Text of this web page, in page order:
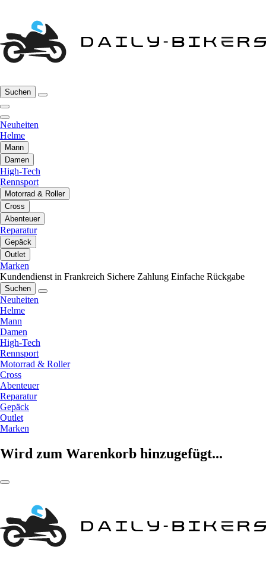
Suchen
Neuheiten
Helme
Mann
Damen
High-Tech
Rennsport
Motorrad & Roller
Cross
Abenteuer
Reparatur
Gepäck
Outlet
Marken
Kundendienst in Frankreich Sichere Zahlung Einfache Rückgabe
Suchen
Neuheiten
Helme
Mann
Damen
High-Tech
Rennsport
Motorrad & Roller
Cross
Abenteuer
Reparatur
Gepäck
Outlet
Marken
Wird zum Warenkorb hinzugefügt...